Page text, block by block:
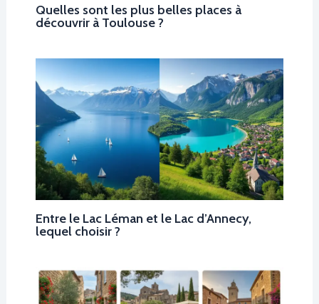
Quelles sont les plus belles places à
découvrir à Toulouse ?
Entre le Lac Léman et le Lac d’Annecy,
lequel choisir ?